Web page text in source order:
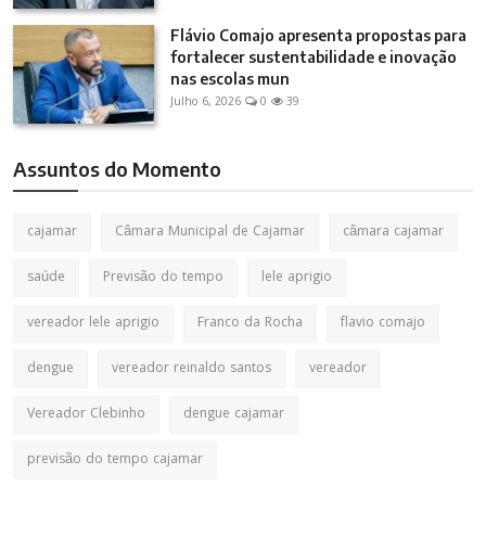
Flávio Comajo apresenta propostas para
fortalecer sustentabilidade e inovação
nas escolas mun
Julho 6, 2026 0 39
Assuntos do Momento
cajamar Câmara Municipal de Cajamar
câmara cajamar
saúde
Previsão do tempo
lele aprigio
vereador lele aprigio
Franco da Rocha
flavio comajo
dengue
vereador reinaldo santos
vereador
Vereador Clebinho
dengue cajamar
previsão do tempo cajamar